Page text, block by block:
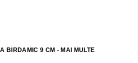
BIRDAMIC 9 CM - MAI MULTE